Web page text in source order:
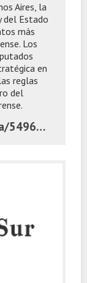
Aires, la
del Estado
más
Los
en
reglas
del
https://infocronos.com.ar/nota/54969/objetivo-reforma-politica-la-pelea-silenciosa-entre-kicillof-maximo-kirchner-y-milei-en-la-legislatura/